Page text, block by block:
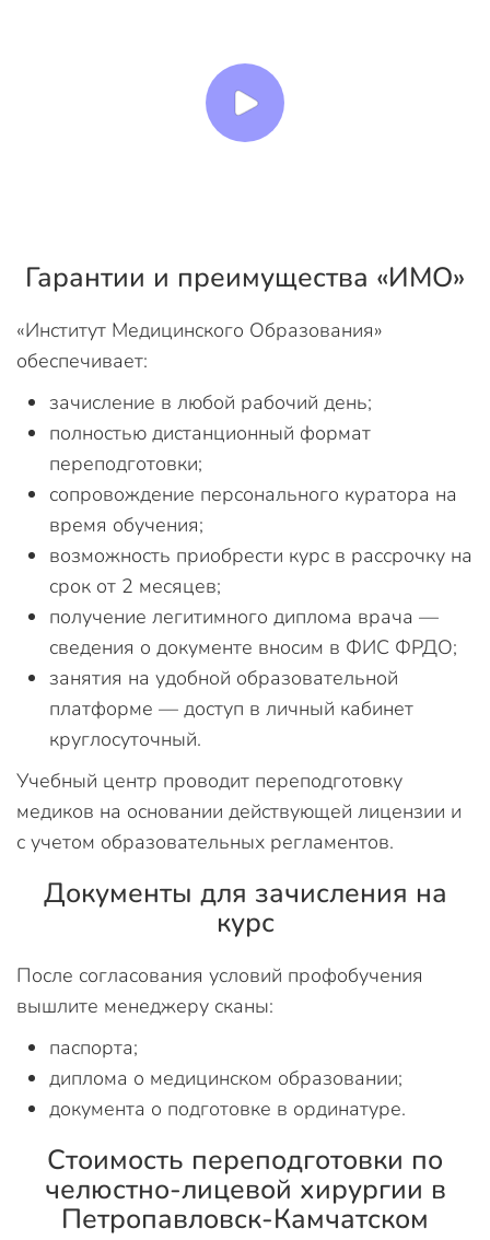
Гарантии и преимущества «ИМО»
«Институт Медицинского Образования»
обеспечивает:
зачисление в любой рабочий день;
полностью дистанционный формат
переподготовки;
сопровождение персонального куратора на
время обучения;
возможность приобрести курс в рассрочку на
срок от 2 месяцев;
получение легитимного диплома врача —
сведения о документе вносим в ФИС ФРДО;
занятия на удобной образовательной
платформе — доступ в личный кабинет
круглосуточный.
Учебный центр проводит переподготовку
медиков на основании действующей лицензии и
с учетом образовательных регламентов.
Документы для зачисления на
курс
После согласования условий профобучения
вышлите менеджеру сканы:
паспорта;
диплома о медицинском образовании;
документа о подготовке в ординатуре.
Стоимость переподготовки по
челюстно-лицевой хирургии в
Петропавловск-Камчатском